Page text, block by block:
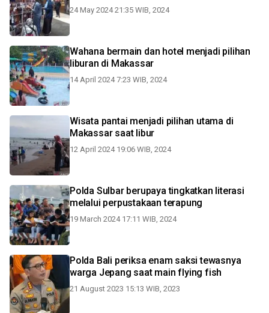
24 May 2024 21:35 WIB, 2024
Wahana bermain dan hotel menjadi pilihan
liburan di Makassar
14 April 2024 7:23 WIB, 2024
Wisata pantai menjadi pilihan utama di
Makassar saat libur
12 April 2024 19:06 WIB, 2024
Polda Sulbar berupaya tingkatkan literasi
melalui perpustakaan terapung
19 March 2024 17:11 WIB, 2024
Polda Bali periksa enam saksi tewasnya
warga Jepang saat main flying fish
21 August 2023 15:13 WIB, 2023